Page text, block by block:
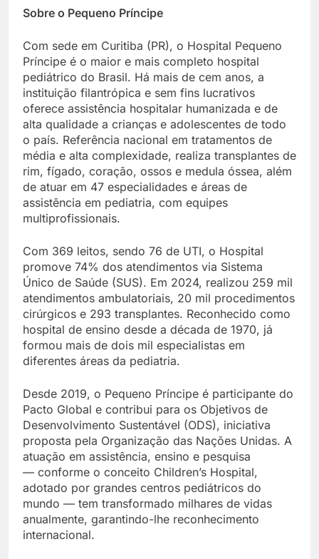
Sobre o Pequeno Príncipe
Com sede em Curitiba (PR), o Hospital Pequeno
Príncipe é o maior e mais completo hospital
pediátrico do Brasil. Há mais de cem anos, a
instituição filantrópica e sem fins lucrativos
oferece assistência hospitalar humanizada e de
alta qualidade a crianças e adolescentes de todo
o país. Referência nacional em tratamentos de
média e alta complexidade, realiza transplantes de
rim, fígado, coração, ossos e medula óssea, além
de atuar em 47 especialidades e áreas de
assistência em pediatria, com equipes
multiprofissionais.
Com 369 leitos, sendo 76 de UTI, o Hospital
promove 74% dos atendimentos via Sistema
Único de Saúde (SUS). Em 2024, realizou 259 mil
atendimentos ambulatoriais, 20 mil procedimentos
cirúrgicos e 293 transplantes. Reconhecido como
hospital de ensino desde a década de 1970, já
formou mais de dois mil especialistas em
diferentes áreas da pediatria.
Desde 2019, o Pequeno Príncipe é participante do
Pacto Global e contribui para os Objetivos de
Desenvolvimento Sustentável (ODS), iniciativa
proposta pela Organização das Nações Unidas. A
atuação em assistência, ensino e pesquisa
— conforme o conceito Children’s Hospital,
adotado por grandes centros pediátricos do
mundo — tem transformado milhares de vidas
anualmente, garantindo-lhe reconhecimento
internacional.